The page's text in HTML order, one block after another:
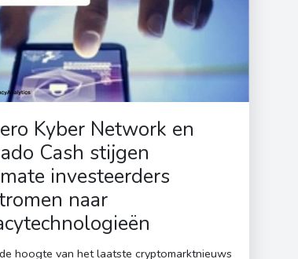
Kyber Network en
Cash stijgen
investeerders
naar
hoogte van het laatste cryptomarktnieuws